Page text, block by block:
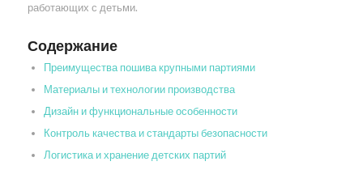
работающих с детьми.
Содержание
Преимущества пошива крупными партиями
Материалы и технологии производства
Дизайн и функциональные особенности
Контроль качества и стандарты безопасности
Логистика и хранение детских партий